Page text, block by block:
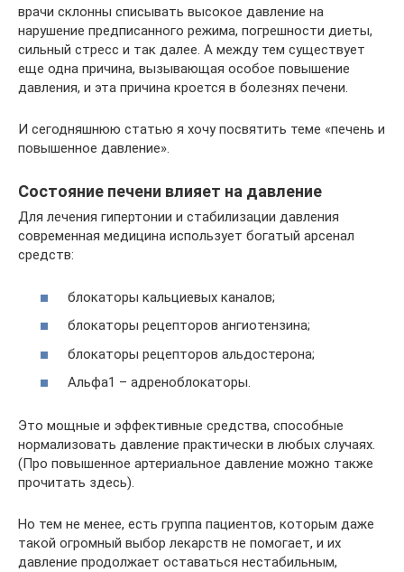
врачи склонны списывать высокое давление на
нарушение предписанного режима, погрешности диеты,
сильный стресс и так далее. А между тем существует
еще одна причина, вызывающая особое повышение
давления, и эта причина кроется в болезнях печени.
И сегодняшнюю статью я хочу посвятить теме «печень и
повышенное давление».
Состояние печени влияет на давление
Для лечения гипертонии и стабилизации давления
современная медицина использует богатый арсенал
средств:
блокаторы кальциевых каналов;
блокаторы рецепторов ангиотензина;
блокаторы рецепторов альдостерона;
Альфа1 – адреноблокаторы.
Это мощные и эффективные средства, способные
нормализовать давление практически в любых случаях.
(Про повышенное артериальное давление можно также
прочитать здесь).
Но тем не менее, есть группа пациентов, которым даже
такой огромный выбор лекарств не помогает, и их
давление продолжает оставаться нестабильным,